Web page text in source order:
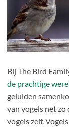
Bij The Bird
de prachtige
geluiden
van vogels net
vogels zelf.